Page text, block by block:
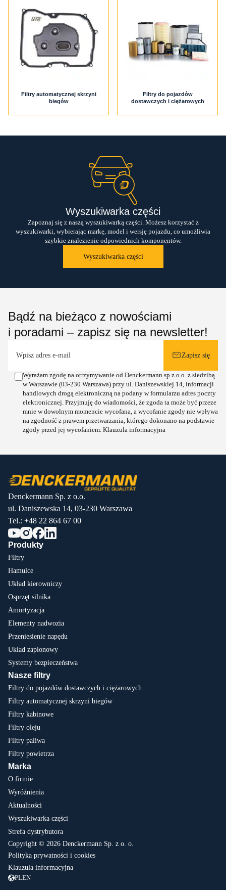
Filtry automatycznej skrzyni
biegów
Filtry do pojazdów
dostawczych i ciężarowych
Wyszukiwarka części
Zapoznaj się z naszą wyszukiwarką części. Możesz korzystać z
wyszukiwarki, wybierając markę, model i wersję pojazdu, co umożliwia
szybkie znalezienie odpowiednich komponentów.
Wyszukiwarka części
Bądź na bieżąco z nowościami
i poradami – zapisz się na newsletter!
Zapisz się
Wyrażam zgodę na otrzymywanie od Denckermann sp z o.o. z siedzibą
w Warszawie (03-230 Warszawa) przy ul. Daniszewskiej 14, informacji
handlowych drogą elektroniczną na podany w formularzu adres poczty
elektronicznej. Przyjmuję do wiadomości, że zgoda ta może być przeze
mnie w dowolnym momencie wycofana, a wycofanie zgody nie wpływa
na zgodność z prawem przetwarzania, którego dokonano na podstawie
zgody przed jej wycofaniem. Klauzula informacyjna
Denckermann Sp. z o.o.
ul. Daniszewska 14, 03-230 Warszawa
Tel.: +48 22 864 67 00
Produkty
Filtry
Hamulce
Układ kierowniczy
Osprzęt silnika
Amortyzacja
Elementy nadwozia
Przeniesienie napędu
Układ zapłonowy
Systemy bezpieczeństwa
Nasze filtry
Filtry do pojazdów dostawczych i ciężarowych
Filtry automatycznej skrzyni biegów
Filtry kabinowe
Filtry oleju
Filtry paliwa
Filtry powietrza
Marka
O firmie
Wyróżnienia
Aktualności
Wyszukiwarka części
Strefa dystrybutora
Copyright © 2026 Denckermann Sp. z o. o.
Polityka prywatności i cookies
Klauzula informacyjna
PLEN